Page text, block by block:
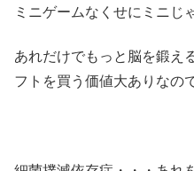
ミニゲームなくせにミニじ
あれだけでもっと脳を鍛え
フトを買う価値大ありなの